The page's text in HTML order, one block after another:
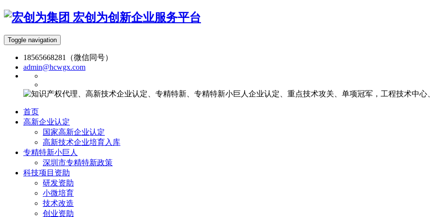
宏创为创新企业服务平台
Toggle navigation
18565668281（微信同号）
admin@hcwgx.com
首页
高新企业认定
国家高新企业认定
高新技术企业培育入库
专精特新小巨人
深圳市专精特新政策
科技项目资助
研发资助
小微培育
技术改造
创业资助